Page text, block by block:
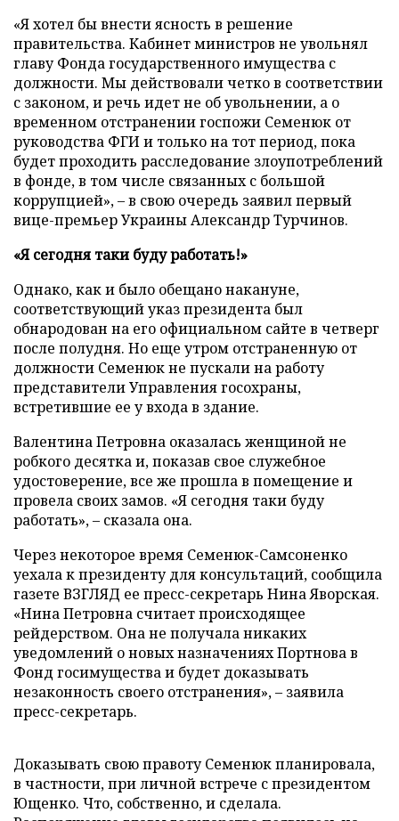
«Я хотел бы внести ясность в решение
правительства. Кабинет министров не увольнял
главу Фонда государственного имущества с
должности. Мы действовали четко в соответствии
с законом, и речь идет не об увольнении, а о
временном отстранении госпожи Семенюк от
руководства ФГИ и только на тот период, пока
будет проходить расследование злоупотреблений
в фонде, в том числе связанных с большой
коррупцией», – в свою очередь заявил первый
вице-премьер Украины Александр Турчинов.
«Я сегодня таки буду работать!»
Однако, как и было обещано накануне,
соответствующий указ президента был
обнародован на его официальном сайте в четверг
после полудня. Но еще утром отстраненную от
должности Семенюк не пускали на работу
представители Управления госохраны,
встретившие ее у входа в здание.
Валентина Петровна оказалась женщиной не
робкого десятка и, показав свое служебное
удостоверение, все же прошла в помещение и
провела своих замов. «Я сегодня таки буду
работать», – сказала она.
Через некоторое время Семенюк-Самсоненко
уехала к президенту для консультаций, сообщила
газете ВЗГЛЯД ее пресс-секретарь Нина Яворская.
«Нина Петровна считает происходящее
рейдерством. Она не получала никаких
уведомлений о новых назначениях Портнова в
Фонд госимущества и будет доказывать
незаконность своего отстранения», – заявила
пресс-секретарь.
Доказывать свою правоту Семенюк планировала,
в частности, при личной встрече с президентом
Ющенко. Что, собственно, и сделала.